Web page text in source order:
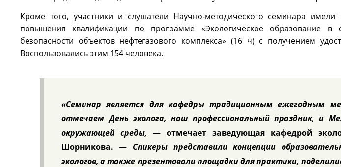
Кроме того, участники и слушатели Научно-методического семинара имели
повышения квалификации по программе «Экологическое образование в
безопасности объектов нефтегазового комплекса» (16 ч) с получением
Воспользовались этим 154 человека.
«Семинар является для кафедры традиционным ежегодным
отмечаем День эколога, наш профессиональный праздник, и
окружающей среды, — отмечает заведующая кафедрой
Шорникова. —Спикеры представили концепции
экологов, а также презентовали площадки для практики,